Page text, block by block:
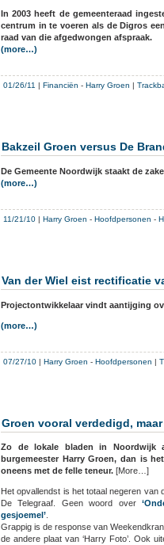
In 2003 heeft de gemeenteraad
centrum in te voeren als de Digros
raad van die afgedwongen afspraak.
(more…)
01/26/11 Financiën - Harry Groen
Bakzeil Groen versus De
De Gemeente Noordwijk staakt de
(more…)
11/21/10 | Harry Groen - Hoofdpersonen -
Van der Wiel eist rectificatie
Projectontwikkelaar vindt aantijging
(more…)
07/27/10 | Harry Groen - Hoofdpersonen |
Groen vooral verdedigd,
Zo de lokale bladen in Noordwijk
burgemeester Harry Groen, dan is
oneens met de felle teneur. [More…]
Het opvallendst is het totaal negeren
De Telegraaf. Geen woord over
gesjoemel’
Grappig is de response van
de andere plaat van ‘Harry Foto’. Ook